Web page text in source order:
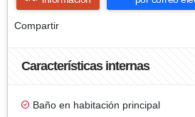
Compartir
Características internas
Baño en habitación principal